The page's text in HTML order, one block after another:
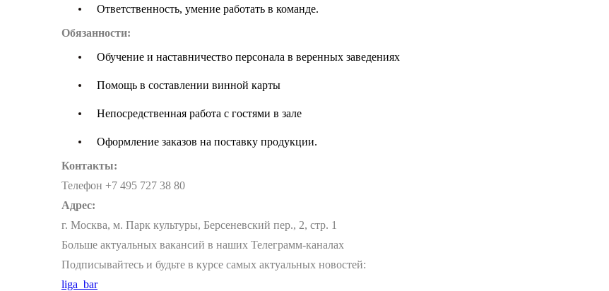
Ответственность, умение работать в команде.
Обязанности:
Обучение и наставничество персонала в веренных заведениях
Помощь в составлении винной карты
Непосредственная работа с гостями в зале
Оформление заказов на поставку продукции.
Контакты:
Телефон +7 495 727 38 80
Адрес:
г. Москва, м. Парк культуры, Берсеневский пер., 2, стр. 1
Больше актуальных вакансий в наших Телеграмм-каналах
Подписывайтесь и будьте в курсе самых актуальных новостей:
liga_bar